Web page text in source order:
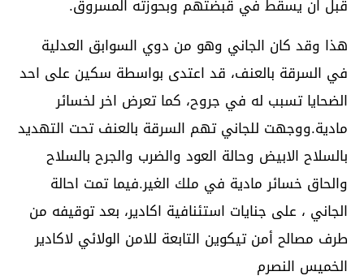
قبل ان يسقط في قبضتهم وبحوزته المسروق.
هذا وقد كان الجاني وهو من دوي السوابق العدلية
في السرقة بالعنف، قد اعتدى بواسطة سكين على احد
الضحايا تسبب له في جروح، كما تعرض اخر لخسائر
مادية.ووجهت للجاني تهم السرقة بالعنف تحت التهديد
بالسلاح الابيض وحالة العود والضرب والجرح بالسلاح
والحاق خسائر مادية في ملك الغير.فيما تمت احالة
الجاني ، على جنايات استئنافية اكادير، بعد توقيفه من
طرف مصالح أمن تيكوين التابعة للامن الولائي لاكادير
الخميس النصرم